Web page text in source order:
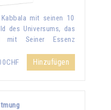
mit seinen 10
des Universums, das
Seiner Essenz
Hinzufügen